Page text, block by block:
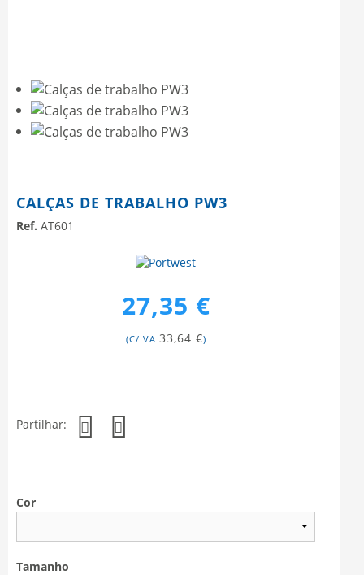
CALÇAS DE TRABALHO PW3
Ref. AT601
27,35 €
(C/IVA 33,64 €)
Partilhar:
Cor
Tamanho